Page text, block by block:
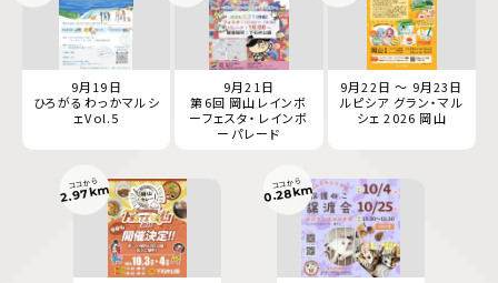
9月19日
ひろがるわっかマルシ
ェVol.5
9月21日
第6回 岡山レインボ
ーフェスタ・レインボ
ーパレード
9月22日 ～ 9月23日
ルピシア グラン・マル
シェ 2026 岡山
ココから
2.97km ココから
0.28km